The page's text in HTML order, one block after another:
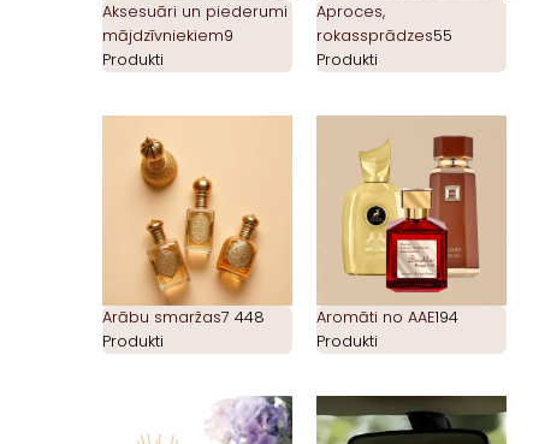
Aksesuāri un piederumi
mājdzīvniekiem9
Produkti
Aproces,
rokassprādzes55
Produkti
Arābu smaržas7 448
Produkti
Aromāti no AAE194
Produkti